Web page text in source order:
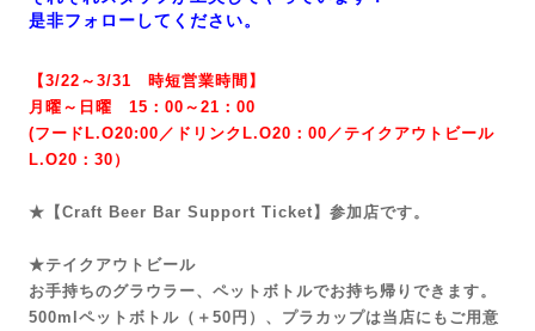
是非フォローしてください。
【3/22～3/31 時短営業時間】
月曜～日曜 15：00～21：00
(フードL.O20:00／ドリンクL.O20：00／テイクアウトビール
L.O20：30）
★【Craft Beer Bar Support Ticket】参加店です。
★テイクアウトビール
お手持ちのグラウラー、ペットボトルでお持ち帰りできます。
500mlペットボトル（＋50円）、プラカップは当店にもご用意